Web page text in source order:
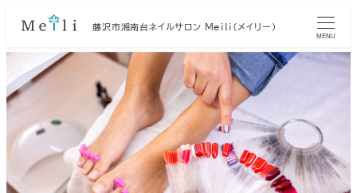
藤沢市湘南台ネイルサロン Meili（メイリー）
MENU